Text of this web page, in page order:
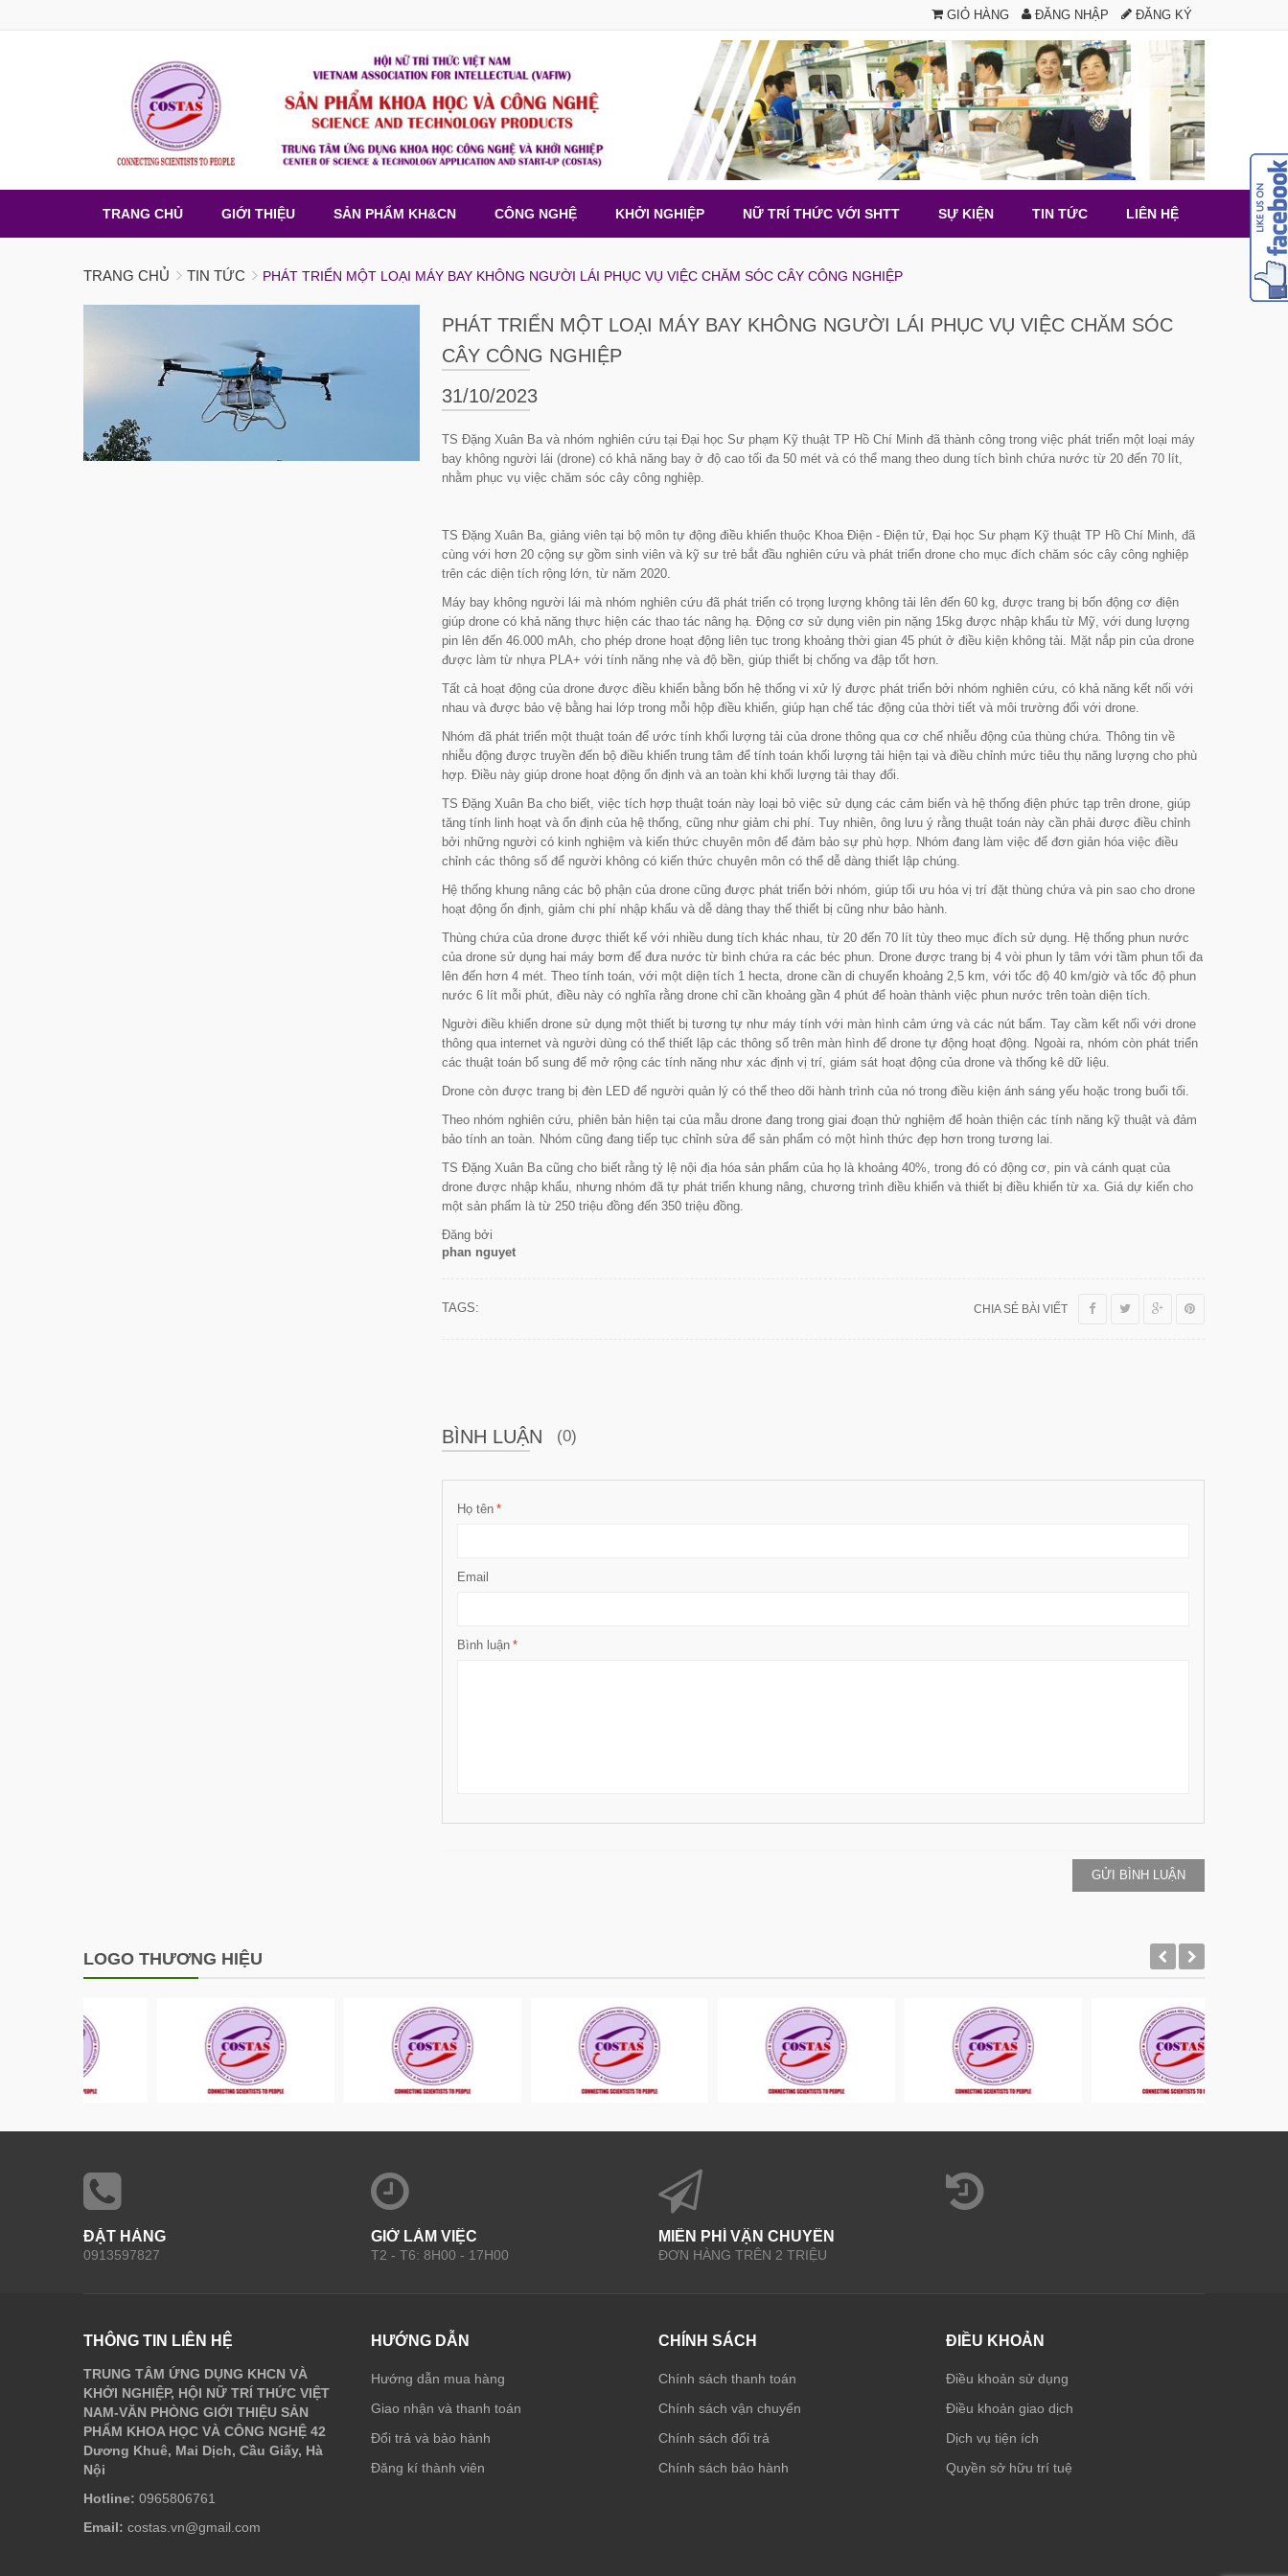
GIỎ HÀNG ĐĂNG NHẬP ĐĂNG KÝ
TRANG CHỦ GIỚI THIỆU SẢN PHẨM KH&CN CÔNG NGHỆ KHỞI NGHIỆP NỮ TRÍ THỨC VỚI SHTT SỰ KIỆN TIN TỨC LIÊN HỆ
TRANG CHỦ TIN TỨC PHÁT TRIỂN MỘT LOẠI MÁY BAY KHÔNG NGƯỜI LÁI PHỤC VỤ VIỆC CHĂM SÓC CÂY CÔNG NGHIỆP
PHÁT TRIỂN MỘT LOẠI MÁY BAY KHÔNG NGƯỜI LÁI PHỤC VỤ VIỆC CHĂM SÓC
CÂY CÔNG NGHIỆP
31/10/2023
TS Đặng Xuân Ba và nhóm nghiên cứu tại Đại học Sư phạm Kỹ thuật TP Hồ Chí Minh đã thành công trong việc phát triển một loại máy
bay không người lái (drone) có khả năng bay ở độ cao tối đa 50 mét và có thể mang theo dung tích bình chứa nước từ 20 đến 70 lít,
nhằm phục vụ việc chăm sóc cây công nghiệp.
TS Đặng Xuân Ba, giảng viên tại bộ môn tự động điều khiển thuộc Khoa Điện - Điện tử, Đại học Sư phạm Kỹ thuật TP Hồ Chí Minh, đã
cùng với hơn 20 cộng sự gồm sinh viên và kỹ sư trẻ bắt đầu nghiên cứu và phát triển drone cho mục đích chăm sóc cây công nghiệp
trên các diện tích rộng lớn, từ năm 2020.
Máy bay không người lái mà nhóm nghiên cứu đã phát triển có trọng lượng không tải lên đến 60 kg, được trang bị bốn động cơ điện
giúp drone có khả năng thực hiện các thao tác nâng hạ. Động cơ sử dụng viên pin nặng 15kg được nhập khẩu từ Mỹ, với dung lượng
pin lên đến 46.000 mAh, cho phép drone hoạt động liên tục trong khoảng thời gian 45 phút ở điều kiện không tải. Mặt nắp pin của drone
được làm từ nhựa PLA+ với tính năng nhẹ và độ bền, giúp thiết bị chống va đập tốt hơn.
Tất cả hoạt động của drone được điều khiển bằng bốn hệ thống vi xử lý được phát triển bởi nhóm nghiên cứu, có khả năng kết nối với
nhau và được bảo vệ bằng hai lớp trong mỗi hộp điều khiển, giúp hạn chế tác động của thời tiết và môi trường đối với drone.
Nhóm đã phát triển một thuật toán để ước tính khối lượng tải của drone thông qua cơ chế nhiễu động của thùng chứa. Thông tin về
nhiễu động được truyền đến bộ điều khiển trung tâm để tính toán khối lượng tải hiện tại và điều chỉnh mức tiêu thụ năng lượng cho phù
hợp. Điều này giúp drone hoạt động ổn định và an toàn khi khối lượng tải thay đổi.
TS Đặng Xuân Ba cho biết, việc tích hợp thuật toán này loại bỏ việc sử dụng các cảm biến và hệ thống điện phức tạp trên drone, giúp
tăng tính linh hoạt và ổn định của hệ thống, cũng như giảm chi phí. Tuy nhiên, ông lưu ý rằng thuật toán này cần phải được điều chỉnh
bởi những người có kinh nghiệm và kiến thức chuyên môn để đảm bảo sự phù hợp. Nhóm đang làm việc để đơn giản hóa việc điều
chỉnh các thông số để người không có kiến thức chuyên môn có thể dễ dàng thiết lập chúng.
Hệ thống khung nâng các bộ phận của drone cũng được phát triển bởi nhóm, giúp tối ưu hóa vị trí đặt thùng chứa và pin sao cho drone
hoạt động ổn định, giảm chi phí nhập khẩu và dễ dàng thay thế thiết bị cũng như bảo hành.
Thùng chứa của drone được thiết kế với nhiều dung tích khác nhau, từ 20 đến 70 lít tùy theo mục đích sử dụng. Hệ thống phun nước
của drone sử dụng hai máy bơm để đưa nước từ bình chứa ra các béc phun. Drone được trang bị 4 vòi phun ly tâm với tầm phun tối đa
lên đến hơn 4 mét. Theo tính toán, với một diện tích 1 hecta, drone cần di chuyển khoảng 2,5 km, với tốc độ 40 km/giờ và tốc độ phun
nước 6 lít mỗi phút, điều này có nghĩa rằng drone chỉ cần khoảng gần 4 phút để hoàn thành việc phun nước trên toàn diện tích.
Người điều khiển drone sử dụng một thiết bị tương tự như máy tính với màn hình cảm ứng và các nút bấm. Tay cầm kết nối với drone
thông qua internet và người dùng có thể thiết lập các thông số trên màn hình để drone tự động hoạt động. Ngoài ra, nhóm còn phát triển
các thuật toán bổ sung để mở rộng các tính năng như xác định vị trí, giám sát hoạt động của drone và thống kê dữ liệu.
Drone còn được trang bị đèn LED để người quản lý có thể theo dõi hành trình của nó trong điều kiện ánh sáng yếu hoặc trong buổi tối.
Theo nhóm nghiên cứu, phiên bản hiện tại của mẫu drone đang trong giai đoạn thử nghiệm để hoàn thiện các tính năng kỹ thuật và đảm
bảo tính an toàn. Nhóm cũng đang tiếp tục chỉnh sửa để sản phẩm có một hình thức đẹp hơn trong tương lai.
TS Đặng Xuân Ba cũng cho biết rằng tỷ lệ nội địa hóa sản phẩm của họ là khoảng 40%, trong đó có động cơ, pin và cánh quạt của
drone được nhập khẩu, nhưng nhóm đã tự phát triển khung nâng, chương trình điều khiển và thiết bị điều khiển từ xa. Giá dự kiến cho
một sản phẩm là từ 250 triệu đồng đến 350 triệu đồng.
Đăng bởi
phan nguyet
TAGS: CHIA SẺ BÀI VIẾT
BÌNH LUẬN (0)
*
Họ tên
Email
*
Bình luận
GỬI BÌNH LUẬN
LOGO THƯƠNG HIỆU
ĐẶT HÀNG
0913597827
GIỜ LÀM VIỆC
T2 - T6: 8H00 - 17H00
MIỄN PHÍ VẬN CHUYỂN
ĐƠN HÀNG TRÊN 2 TRIỆU
THÔNG TIN LIÊN HỆ
TRUNG TÂM ỨNG DỤNG KHCN VÀ
KHỞI NGHIỆP, HỘI NỮ TRÍ THỨC VIỆT
NAM-VĂN PHÒNG GIỚI THIỆU SẢN
PHẨM KHOA HỌC VÀ CÔNG NGHỆ 42
Dương Khuê, Mai Dịch, Cầu Giấy, Hà
Nội
Hotline: 0965806761
Email: costas.vn@gmail.com
HƯỚNG DẪN
Hướng dẫn mua hàng
Giao nhận và thanh toán
Đổi trả và bảo hành
Đăng kí thành viên
CHÍNH SÁCH
Chính sách thanh toán
Chính sách vận chuyển
Chính sách đổi trả
Chính sách bảo hành
ĐIỀU KHOẢN
Điều khoản sử dụng
Điều khoản giao dịch
Dịch vụ tiện ích
Quyền sở hữu trí tuệ